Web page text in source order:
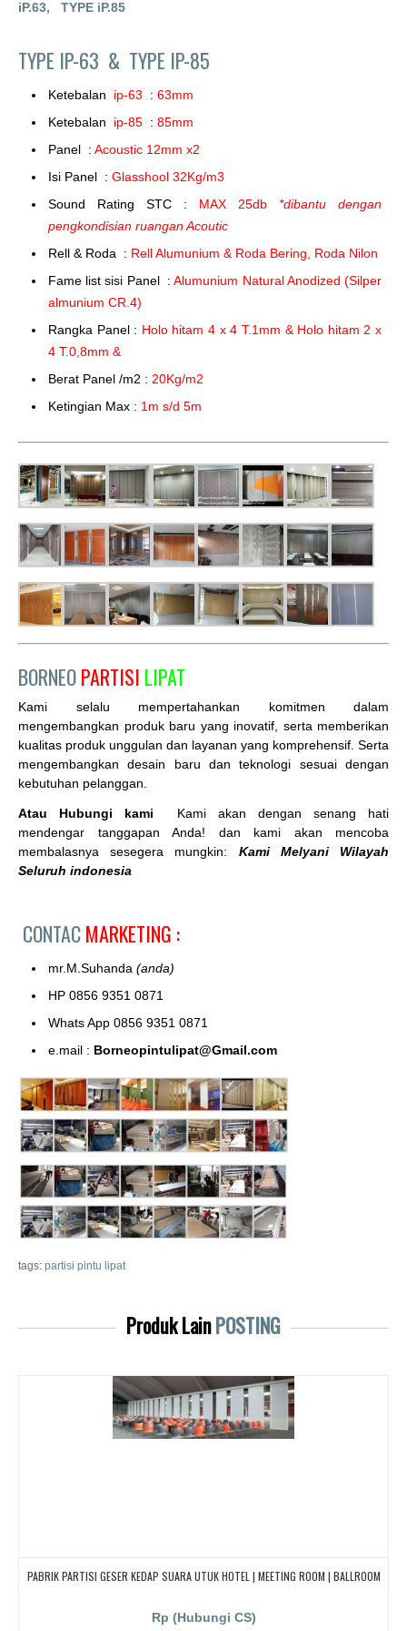
iP.63, TYPE iP.85
TYPE IP-63 & TYPE IP-85
Ketebalan ip-63 : 63mm
Ketebalan ip-85 : 85mm
Panel : Acoustic 12mm x2
Isi Panel : Glasshool 32Kg/m3
Sound Rating STC : MAX 25db *dibantu dengan
pengkondisian ruangan Acoutic
Rell & Roda : Rell Alumunium & Roda Bering, Roda Nilon
Fame list sisi Panel :Alumunium Natural Anodized (Silper
almunium CR.4)
Rangka Panel : Holo hitam 4 x 4 T.1mm & Holo hitam 2 x
4 T.0,8mm &
Berat Panel /m2 : 20Kg/m2
Ketingian Max : 1m s/d 5m
BORNEOPARTISI LIPAT
Kami selalu mempertahankan komitmen dalam
mengembangkan produk baru yang inovatif, serta memberikan
kualitas produk unggulan dan layanan yang komprehensif. Serta
mengembangkan desain baru dan teknologi sesuai dengan
kebutuhan pelanggan.
Atau Hubungi kami
Kami akan dengan senang hati
mendengar tanggapan Anda! dan kami akan mencoba
membalasnya sesegera mungkin: Kami Melyani Wilayah
Seluruh indonesia
CONTACMARKETING :
mr.M.Suhanda (anda)
HP 0856 9351 0871
Whats App 0856 9351 0871
e.mail : Borneopintulipat@Gmail.com
tags: partisi pintu lipat
Produk LainPOSTING
PABRIK PARTISI GESER KEDAP SUARA UTUK HOTEL | MEETING ROOM | BALLROOM
Rp (Hubungi CS)